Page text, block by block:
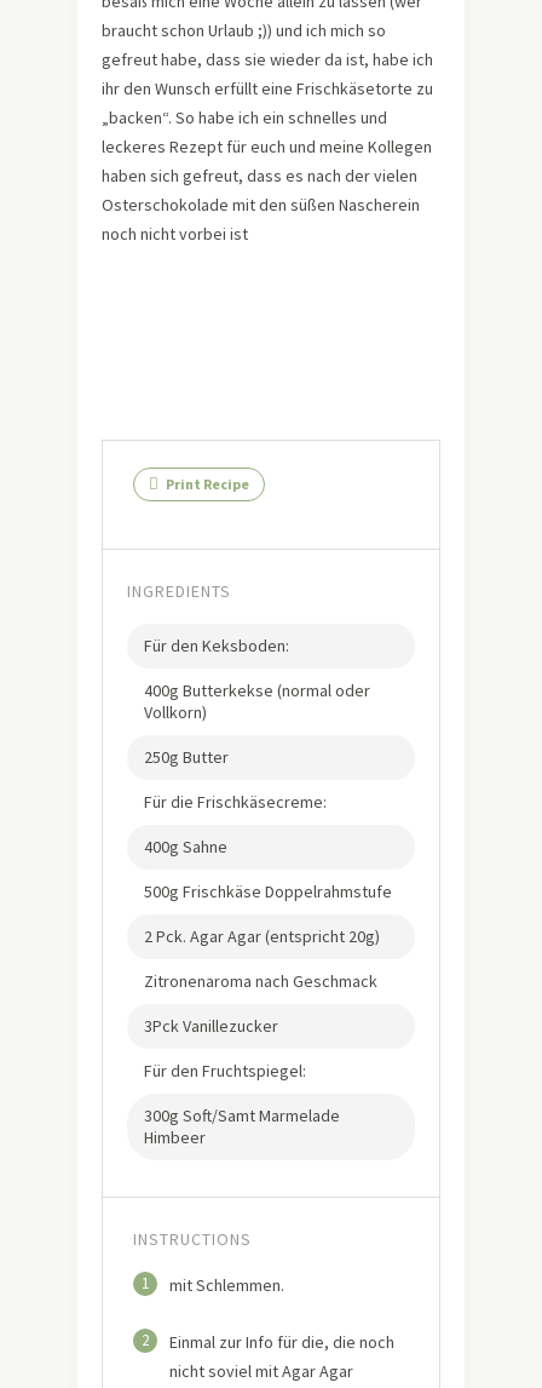
braucht schon Urlaub ;)) und ich mich so
gefreut habe, dass sie wieder da ist, habe ich
ihr den Wunsch erfüllt eine Frischkäsetorte zu
„backen“. So habe ich ein schnelles und
leckeres Rezept für euch und meine Kollegen
haben sich gefreut, dass es nach der vielen
Osterschokolade mit den süßen Nascherein
noch nicht vorbei ist
Print Recipe
INGREDIENTS
Für den Keksboden:
400g Butterkekse (normal oder
Vollkorn)
250g Butter
Für die Frischkäsecreme:
400g Sahne
500g Frischkäse Doppelrahmstufe
2 Pck. Agar Agar (entspricht 20g)
Zitronenaroma nach Geschmack
3Pck Vanillezucker
Für den Fruchtspiegel:
300g Soft/Samt Marmelade
Himbeer
INSTRUCTIONS
1 mit Schlemmen.
2
Einmal zur Info für die, die noch
nicht soviel mit Agar Agar